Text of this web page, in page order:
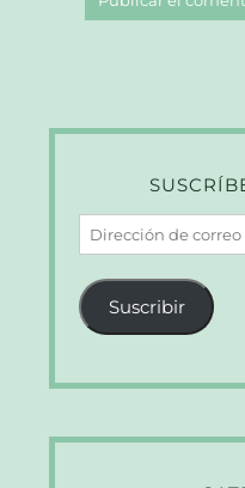
Dirección
de
correo
electrónico
Suscribir